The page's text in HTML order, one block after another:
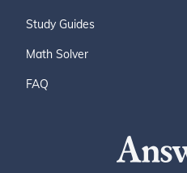
Study Guides
Math Solver
FAQ